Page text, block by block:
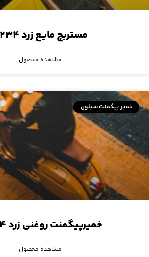
مستربچ مایع زرد ۴۲۳۴
مشاهده محصول
خمیر پیگمنت سیلون
خمیرپیگمنت روغنی زرد ۵۳۳۴
مشاهده محصول